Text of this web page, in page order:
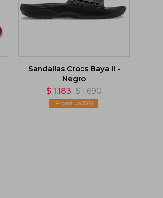
Sandalias Crocs Baya II -
Negro
$ 1.183 $ 1.690
30